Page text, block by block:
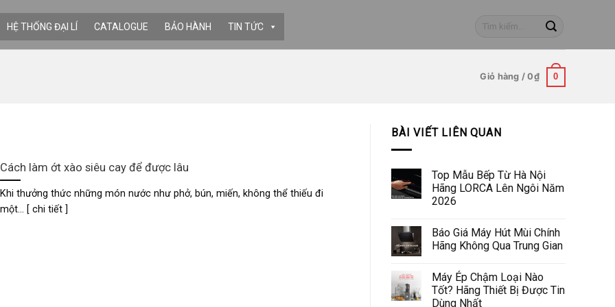
HỆ THỐNG ĐẠI LÍ CATALOGUE BẢO HÀNH TIN TỨC
Tìm
Giỏ hàng /0₫ 0
Cách làm ớt xào siêu cay để được lâu
Khi thưởng thức những món nước như phở, bún, miến, không thể thiếu đi
một... [ chi tiết ]
BÀI VIẾT LIÊN QUAN
Top Mẫu Bếp Từ Hà Nội
Hãng LORCA Lên Ngôi Năm
2026
Báo Giá Máy Hút Mùi Chính
Hãng Không Qua Trung Gian
Máy Ép Chậm Loại Nào
Tốt? Hãng Thiết Bị Được Tin
Dùng Nhất